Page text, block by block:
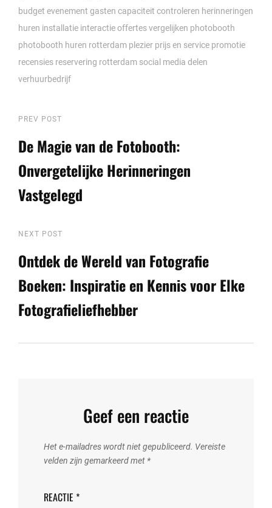
budget evenement gasten capaciteit controleren herinneringen
huren installatie interactieoffertes vergelijken photobooth
photobooth huren rotterdam plezier prijs en service promotie
recensies reservering rotterdam social media delen
verhuurbedrijf
Berichtnavigatie
Previous
Post
PREV POST
De Magie van de Fotobooth:
Onvergetelijke Herinneringen
Vastgelegd
Next
Post
NEXT POST
Ontdek de Wereld van Fotografie
Boeken: Inspiratie en Kennis voor Elke
Fotografieliefhebber
Geef een reactie
Het e-mailadres wordt niet gepubliceerd. Vereiste
velden zijn gemarkeerd met *
REACTIE *